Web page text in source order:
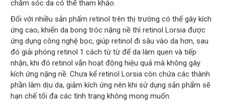
chăm sóc da có thể tham khảo.
Đối với nhiều sản phẩm retinol trên thị trường có thể gây kích
ứng cao, khiến da bong tróc nặng nề thì retinol Lorsia được
ứng dụng công nghệ bọc, giúp retinol đi sâu vào da hơn, sau
đó giải phóng retinol 1 cách từ từ để da làm quen và tiếp
nhận, khi đó retinol vẫn hoạt động hiệu quả mà không gây
kích ứng nặng nề. Chưa kể retinol Lorsia còn chứa các thành
phần làm dịu da, giảm kích ứng nên khi sử dụng sản phẩm sẽ
hạn chế tối đa các tình trạng không mong muốn.